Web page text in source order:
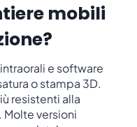
mobili
e software
o stampa 3D.
resistenti alla
versioni